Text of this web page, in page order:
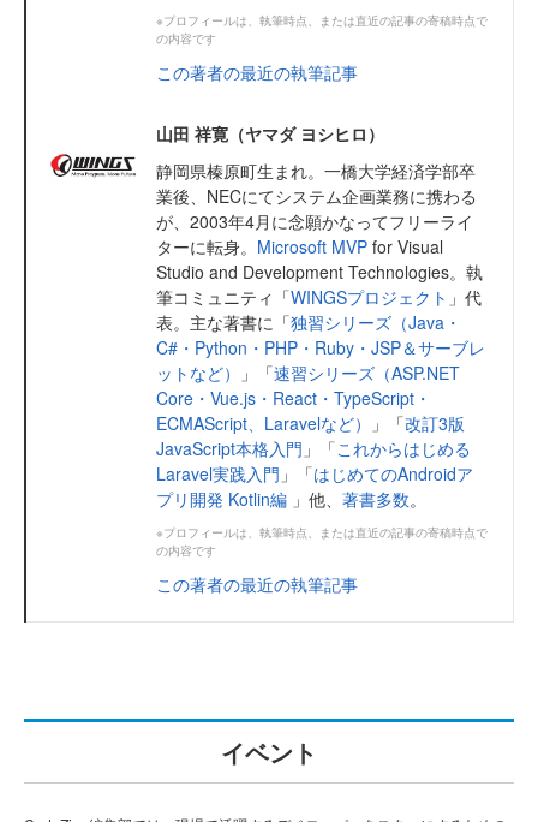
※プロフィールは、執筆時点、または直近の記事の寄稿時点で
の内容です
この著者の最近の執筆記事
山田 祥寛（ヤマダ ヨシヒロ）
静岡県榛原町生まれ。一橋大学経済学部卒
業後、NECにてシステム企画業務に携わる
が、2003年4月に念願かなってフリーライ
ターに転身。 Microsoft MVP for Visual
Studio and Development Technologies。執
筆コミュニティ「WINGSプロジェクト 」代
表。主な著書に「独習シリーズ（Java・
C#・Python・PHP・Ruby・JSP＆サーブレ
ットなど）
」「速習シリーズ（ASP.NET
Core・Vue.js・React・TypeScript・
ECMAScript、Laravelなど）
」「改訂3版
JavaScript本格入門 」「これからはじめる
Laravel実践入門 」「はじめてのAndroidア
プリ開発 Kotlin編 」他、 著書多数。
※プロフィールは、執筆時点、または直近の記事の寄稿時点で
の内容です
この著者の最近の執筆記事
イベント